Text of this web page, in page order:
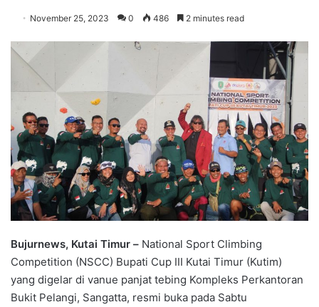
November 25, 2023 0 486 2 minutes read
Bujurnews, Kutai Timur – National Sport Climbing
Competition (NSCC) Bupati Cup III Kutai Timur (Kutim)
yang digelar di vanue panjat tebing Kompleks Perkantoran
Bukit Pelangi, Sangatta, resmi buka pada Sabtu